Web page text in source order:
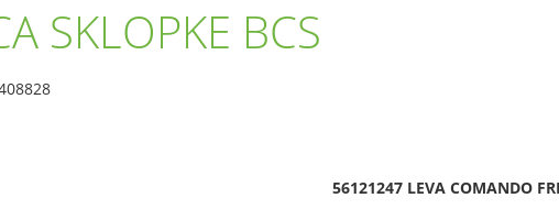
SKLOPKE BCS
56121247 LEVA COMANDO